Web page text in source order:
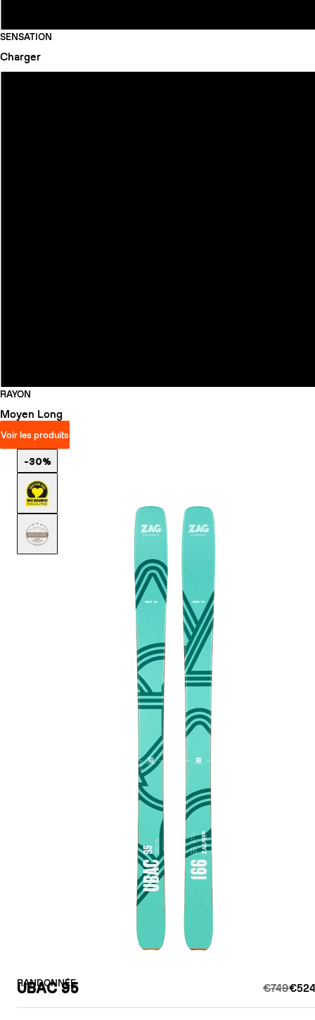
SENSATION
Charger
RAYON
Moyen Long
Voir les produits
RANDONNÉE
UBAC 95 €749
-30%